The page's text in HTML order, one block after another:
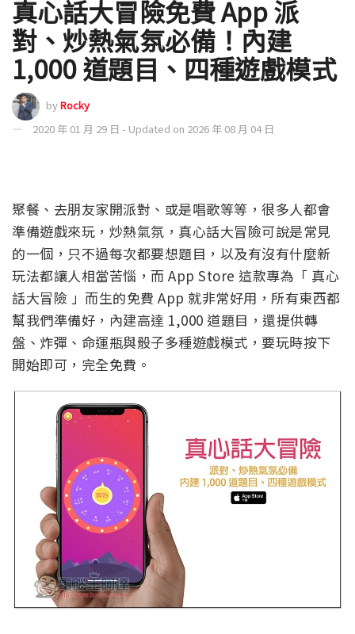
真心話大冒險免費 App 派
對、炒熱氣氛必備！內建
1,000 道題目、四種遊戲模式
byRocky
2020 年 01 月 29 日 - Updated on 2026 年 08 月 04 日
聚餐、去朋友家開派對、或是唱歌等等，很多人都會
準備遊戲來玩，炒熱氣氛，真心話大冒險可說是常見
的一個，只不過每次都要想題目，以及有沒有什麼新
玩法都讓人相當苦惱，而 App Store 這款專為「 真心
話大冒險 」而生的免費 App 就非常好用，所有東西都
幫我們準備好，內建高達 1,000 道題目，還提供轉
盤、炸彈、命運瓶與骰子多種遊戲模式，要玩時按下
開始即可，完全免費。